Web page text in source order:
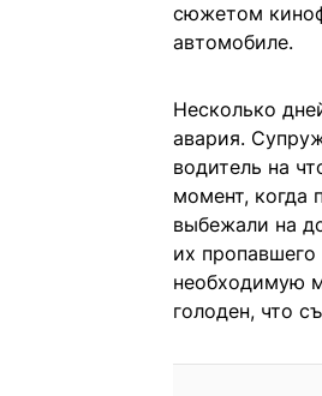
сюжетом
автомобиле.
Несколько
авария.
водитель на
момент, когда
выбежали на
их пропавшего
необходимую
голоден, что